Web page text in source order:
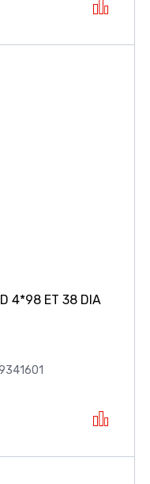
4*98 ET 38 DIA